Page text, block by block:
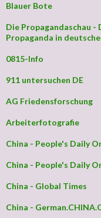
Blauer Bote
Die Propagandaschau
Propaganda in
0815-Info
911 untersuchen DE
AG Friedensforschung
Arbeiterfotografie
China - People's Daily
China - People's Daily
China - Global Times
China -